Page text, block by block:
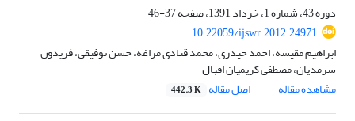
دوره 43، شماره 1، خرداد 1391، صفحه
37-46
10.22059/ijswr.2012.24971
ابراهیم مقیسه، احمد حیدری، محمد قنادی مراغه، حسن توفیقی، فریدون
سرمدیان، مصطفی کریمیان اقبال
مشاهده مقاله
اصل مقاله 442.3 K